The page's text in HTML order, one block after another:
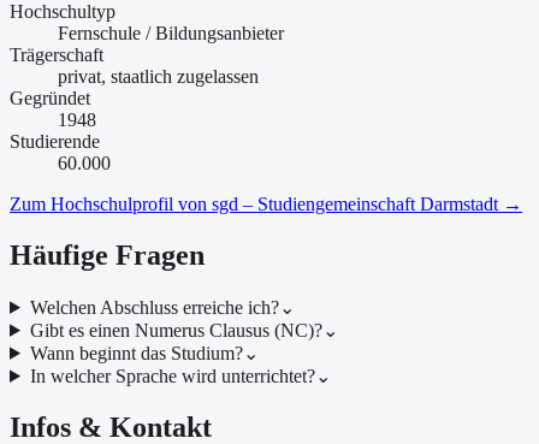
Hochschultyp
Fernschule / Bildungsanbieter
Trägerschaft
privat, staatlich zugelassen
Gegründet
1948
Studierende
60.000
Zum Hochschulprofil von sgd – Studiengemeinschaft Darmstadt →
Häufige Fragen
Welchen Abschluss erreiche ich?⌄
Gibt es einen Numerus Clausus (NC)?⌄
Wann beginnt das Studium?⌄
In welcher Sprache wird unterrichtet?⌄
Infos & Kontakt